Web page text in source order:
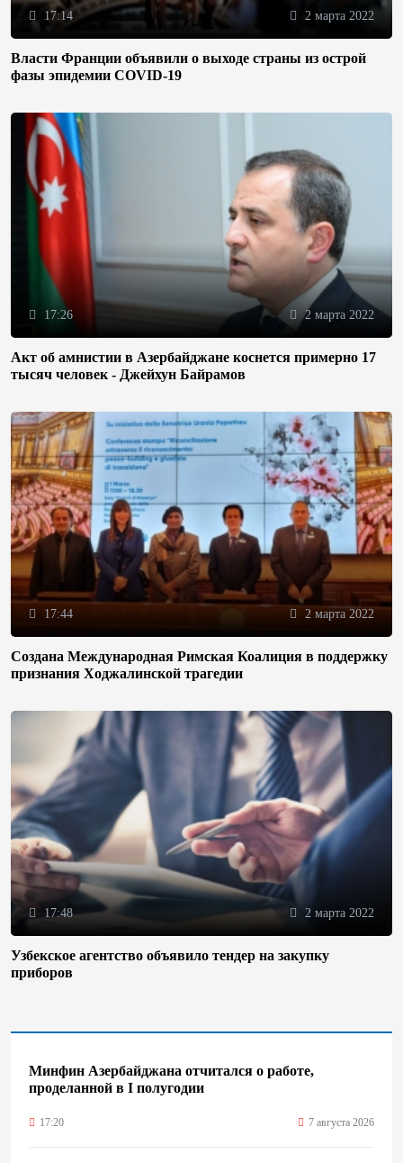
17:14 2 марта 2022
Власти Франции объявили о выходе страны из острой
фазы эпидемии COVID-19
17:26 2 марта 2022
Акт об амнистии в Азербайджане коснется примерно 17
тысяч человек - Джейхун Байрамов
17:44 2 марта 2022
Создана Международная Римская Коалиция в поддержку
признания Ходжалинской трагедии
17:48 2 марта 2022
Узбекское агентство объявило тендер на закупку
приборов
Минфин Азербайджана отчитался о работе,
проделанной в I полугодии
17:20 7 августа 2026